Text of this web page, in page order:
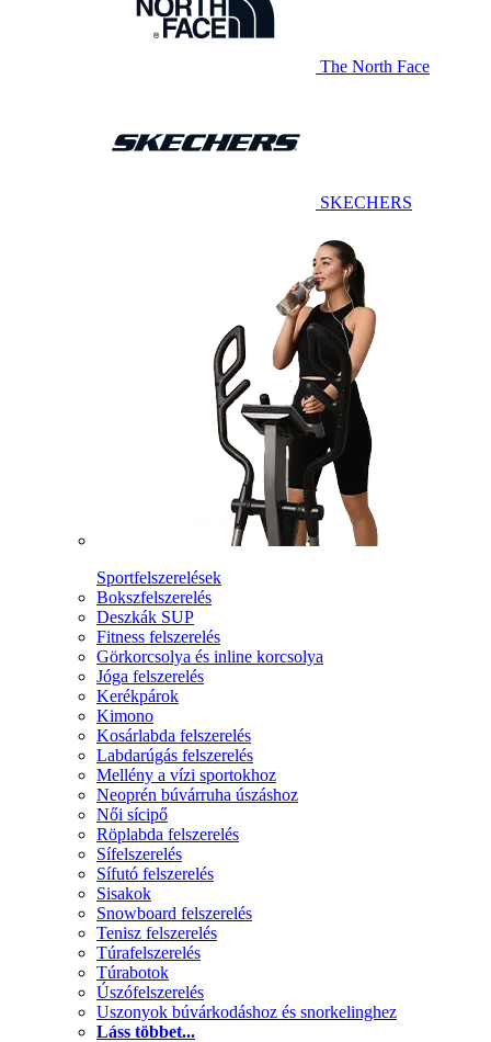
The North Face
SKECHERS
Sportfelszerelések
Bokszfelszerelés
Deszkák SUP
Fitness felszerelés
Görkorcsolya és inline korcsolya
Jóga felszerelés
Kerékpárok
Kimono
Kosárlabda felszerelés
Labdarúgás felszerelés
Mellény a vízi sportokhoz
Neoprén búvárruha úszáshoz
Női sícipő
Röplabda felszerelés
Sífelszerelés
Sífutó felszerelés
Sisakok
Snowboard felszerelés
Tenisz felszerelés
Túrafelszerelés
Túrabotok
Úszófelszerelés
Uszonyok búvárkodáshoz és snorkelinghez
Láss többet...